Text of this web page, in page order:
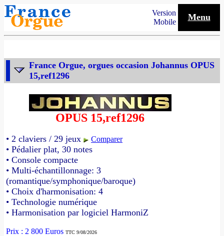
Version
Mobile
Menu
France Orgue, orgues occasion Johannus OPUS
15,ref1296
OPUS 15,ref1296
• 2 claviers / 29 jeux Comparer
• Pédalier plat, 30 notes
• Console compacte
• Multi-échantillonnage: 3
(romantique/symphonique/baroque)
• Choix d'harmonisation: 4
• Technologie numérique
• Harmonisation par logiciel HarmoniZ
Prix : 2 800 Euros TTC 9/08/2026